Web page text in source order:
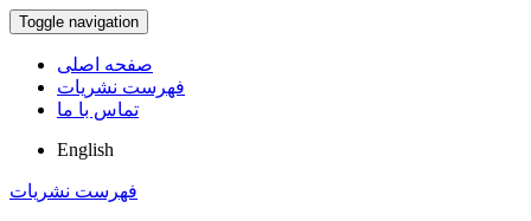
Toggle navigation
صفحه اصلی
فهرست نشریات
تماس با ما
English
فهرست نشریات